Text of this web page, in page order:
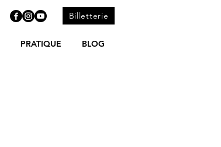
Billetterie
PRATIQUE BLOG